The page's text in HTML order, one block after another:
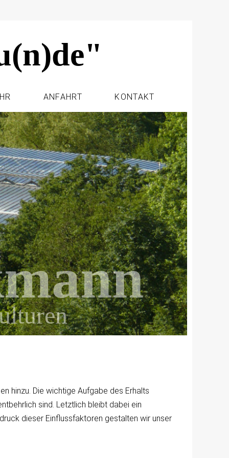
ANFAHRT KONTAKT
hinzu. Die wichtige Aufgabe des Erhalts
sind. Letztlich bleibt dabei ein
dieser Einflussfaktoren gestalten wir unser